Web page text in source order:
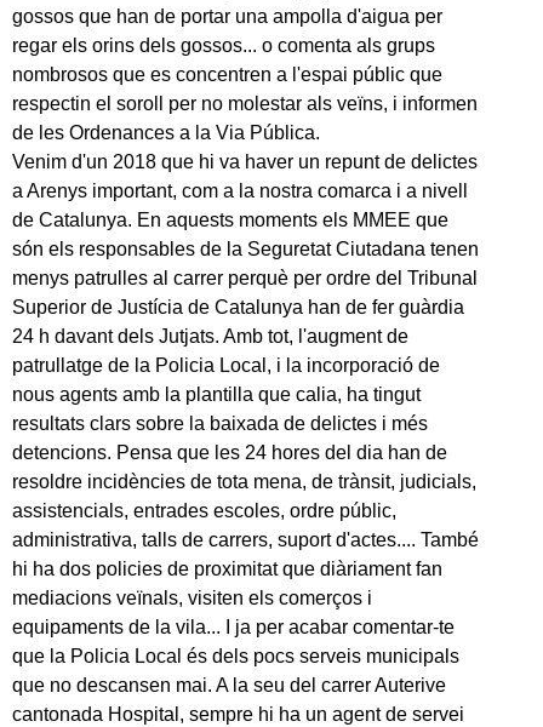
gossos que han de portar una ampolla d'aigua per
regar els orins dels gossos... o comenta als grups
nombrosos que es concentren a l'espai públic que
respectin el soroll per no molestar als veïns, i informen
de les Ordenances a la Via Pública.
Venim d'un 2018 que hi va haver un repunt de delictes
a Arenys important, com a la nostra comarca i a nivell
de Catalunya. En aquests moments els MMEE que
són els responsables de la Seguretat Ciutadana tenen
menys patrulles al carrer perquè per ordre del Tribunal
Superior de Justícia de Catalunya han de fer guàrdia
24 h davant dels Jutjats. Amb tot, l'augment de
patrullatge de la Policia Local, i la incorporació de
nous agents amb la plantilla que calia, ha tingut
resultats clars sobre la baixada de delictes i més
detencions. Pensa que les 24 hores del dia han de
resoldre incidències de tota mena, de trànsit, judicials,
assistencials, entrades escoles, ordre públic,
administrativa, talls de carrers, suport d'actes.... També
hi ha dos policies de proximitat que diàriament fan
mediacions veïnals, visiten els comerços i
equipaments de la vila... I ja per acabar comentar-te
que la Policia Local és dels pocs serveis municipals
que no descansen mai. A la seu del carrer Auterive
cantonada Hospital, sempre hi ha un agent de servei